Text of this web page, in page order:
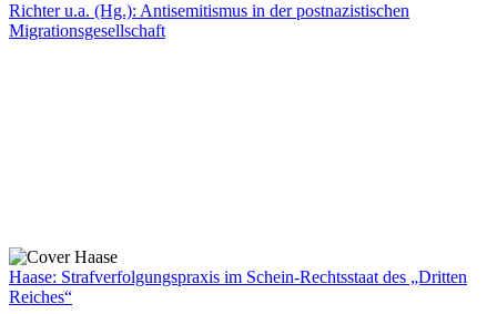
Richter u.a. (Hg.): Antisemitismus in der postnazistischen
Migrationsgesellschaft
Haase: Strafverfolgungspraxis im Schein-Rechtsstaat des „Dritten
Reiches“